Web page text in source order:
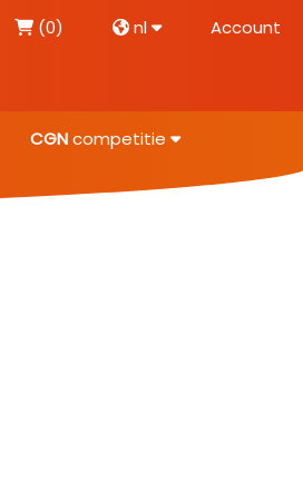
(0) nl Account
CGNcompetitie